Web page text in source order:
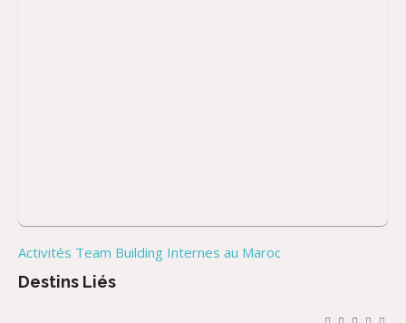
Activités Team Building Internes au Maroc
Destins Liés